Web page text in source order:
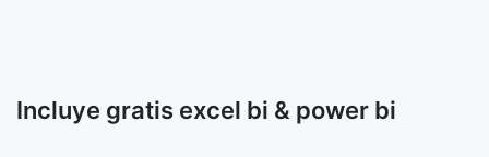
Incluye gratis excel bi & power bi